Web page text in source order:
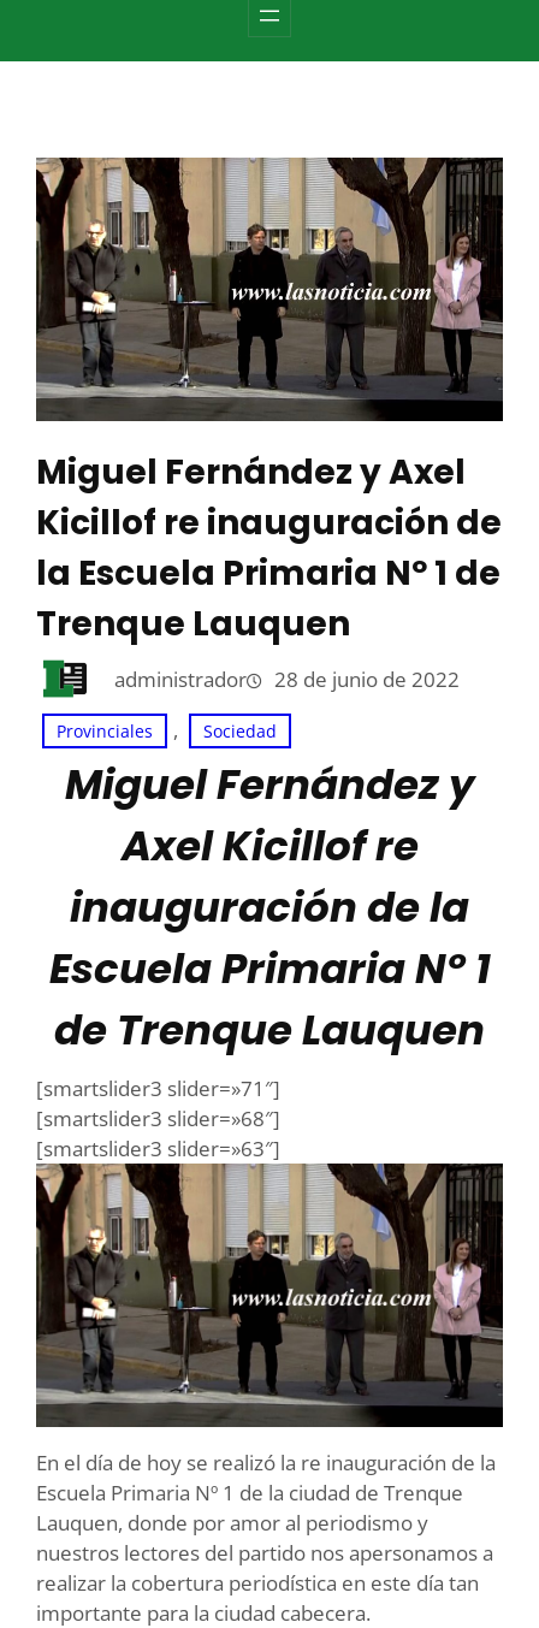
Miguel Fernández y Axel
Kicillof re inauguración de
la Escuela Primaria Nº 1 de
Trenque Lauquen
administrador 28 de junio de 2022
Provinciales , Sociedad
Miguel Fernández y
Axel Kicillof re
inauguración de la
Escuela Primaria Nº 1
de Trenque Lauquen
[smartslider3 slider=»71″]
[smartslider3 slider=»68″]
[smartslider3 slider=»63″]
En el día de hoy se realizó la re inauguración de la
Escuela Primaria Nº 1 de la ciudad de Trenque
Lauquen, donde por amor al periodismo y
nuestros lectores del partido nos apersonamos a
realizar la cobertura periodística en este día tan
importante para la ciudad cabecera.